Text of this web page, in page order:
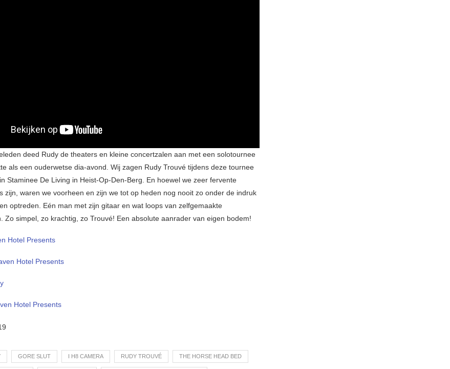
deed Rudy de theaters en kleine concertzalen aan met een solotournee
als een ouderwetse dia-avond. Wij zagen Rudy Trouvé tijdens deze tournee
Staminee De Living in Heist-Op-Den-Berg. En hoewel we zeer fervente
zijn, waren we voorheen en zijn we tot op heden nog nooit zo onder de indruk
optreden. Eén man met zijn gitaar en wat loops van zelfgemaakte
Zo simpel, zo krachtig, zo Trouvé! Een absolute aanrader van eigen bodem!
Hotel Presents
Hotel Presents
Hotel Presents
GORE SLUT I H8 CAMERA RUDY TROUVÉ THE HORSE HEAD BED